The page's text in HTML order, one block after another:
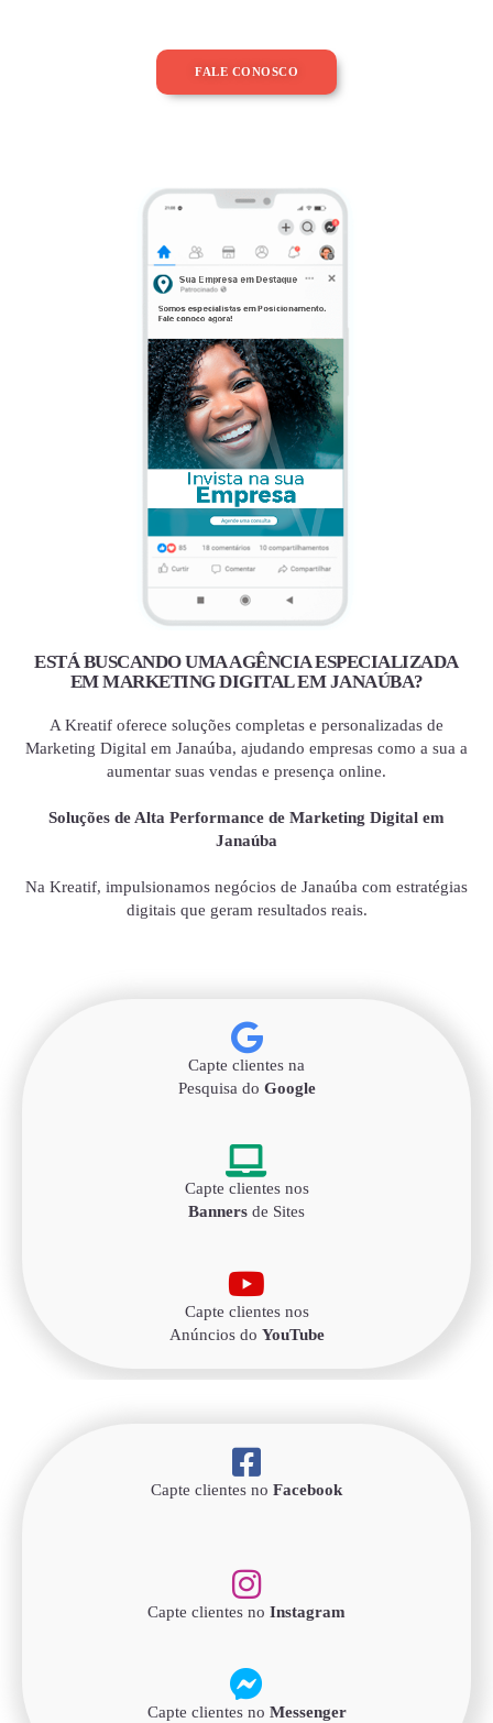
FALE CONOSCO
ESTÁ BUSCANDO UMA AGÊNCIA ESPECIALIZADA
EM MARKETING DIGITAL EM JANAÚBA?
A Kreatif oferece soluções completas e personalizadas de
Marketing Digital em Janaúba, ajudando empresas como a sua a
aumentar suas vendas e presença online.
Soluções de Alta Performance de Marketing Digital em
Janaúba
Na Kreatif, impulsionamos negócios de Janaúba com estratégias
digitais que geram resultados reais.
Capte clientes na
Pesquisa do Google
Capte clientes nos
Banners de Sites
Capte clientes nos
Anúncios do YouTube
Capte clientes no Facebook
Capte clientes no Instagram
Capte clientes no Messenger